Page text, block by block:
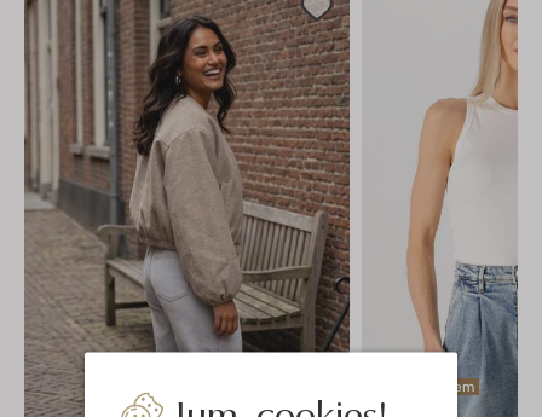
Laatste item